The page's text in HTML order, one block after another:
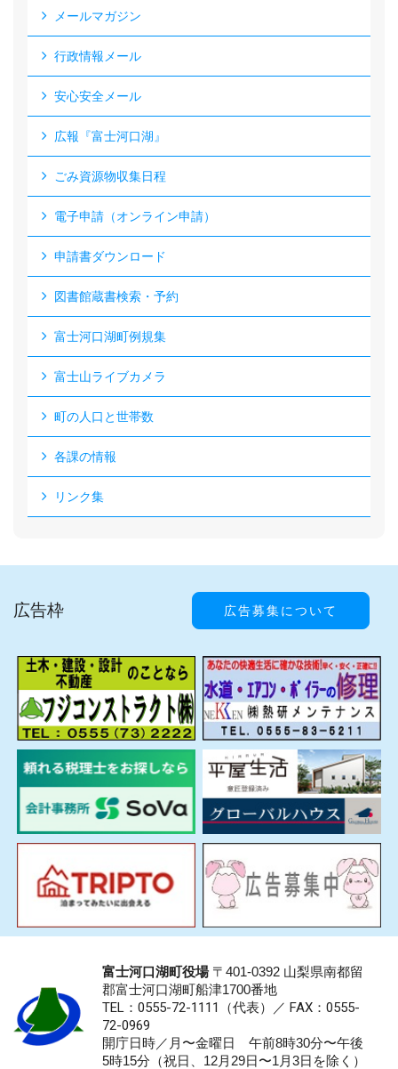
メールマガジン
行政情報メール
安心安全メール
広報『富士河口湖』
ごみ資源物収集日程
電子申請（オンライン申請）
申請書ダウンロード
図書館蔵書検索・予約
富士河口湖町例規集
富士山ライブカメラ
町の人口と世帯数
各課の情報
リンク集
広告枠 広告募集について
富士河口湖町役場〒401-0392 山梨県南都留
郡富士河口湖町船津1700番地
TEL：0555-72-1111 （代表）／ FAX：0555-
72-0969
開庁日時／月〜金曜日 午前8時30分〜午後
5時15分（祝日、12月29日〜1月3日を除く）